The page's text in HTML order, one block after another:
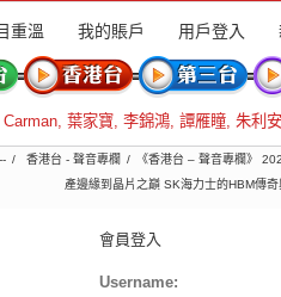
重溫 我的賬戶 用戶登入
Carman, 葉家寶, 李錦鴻, 譚雁瞳, 朱利安
香港台 - 聲音專欄
《香港台 – 聲音專欄》
產邊緣到晶片之巔 SK海力士的HBM傳
會員登入
Username: